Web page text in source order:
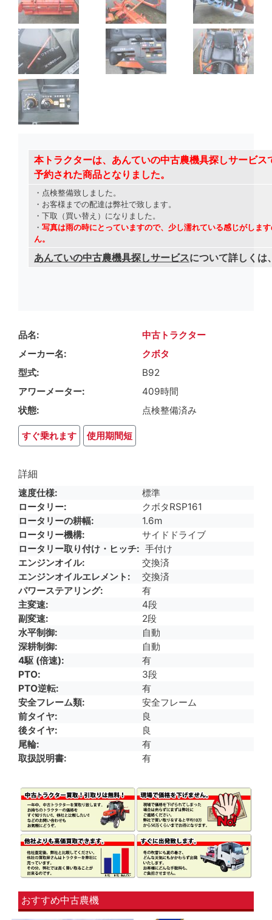
本トラクターは、 あんていの中古農機具探しサービス
予約された商品となりました。
・点検整備致しました。
・お客様までの配達は弊社で致します。
・下取（買い替え）になりました。
・ 写真は雨の時にとっていますので、少し濡れている感じがしま
ん。
あんていの中古農機具探しサービスについて詳しくは
品名
中古トラクター
メーカー名
クボタ
型式
B92
アワーメーター
409時間
状態
点検整備済み
すぐ乗れます 使用期間短
詳細
速度仕様
標準
ロータリー
クボタRSP161
ロータリーの耕幅
1.6m
ロータリー機構
サイドドライブ
ロータリー取り付け・ヒッチ
手付け
エンジンオイル
交換済
エンジンオイルエレメント
交換済
パワーステアリング
有
主変速
4段
副変速
2段
水平制御
自動
深耕制御
自動
4駆 (倍速)
有
PTO
3段
PTO逆転
有
安全フレーム類
安全フレーム
前タイヤ
良
後タイヤ
良
尾輪
有
取扱説明書
有
おすすめ中古農機